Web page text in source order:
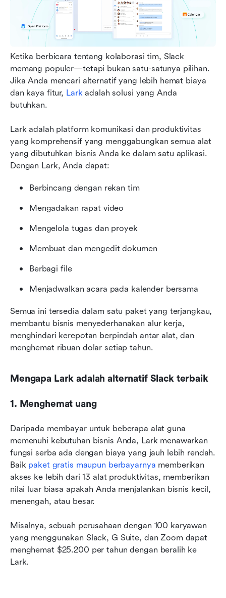
Ketika berbicara tentang kolaborasi tim, Slack
memang populer—tetapi bukan satu-satunya pilihan.
Jika Anda mencari alternatif yang lebih hemat biaya
dan kaya fitur, Lark adalah solusi yang Anda
butuhkan.
Lark adalah platform komunikasi dan produktivitas
yang komprehensif yang menggabungkan semua alat
yang dibutuhkan bisnis Anda ke dalam satu aplikasi.
Dengan Lark, Anda dapat:
Berbincang dengan rekan tim
Mengadakan rapat video
Mengelola tugas dan proyek
Membuat dan mengedit dokumen
Berbagi file
Menjadwalkan acara pada kalender bersama
Semua ini tersedia dalam satu paket yang terjangkau,
membantu bisnis menyederhanakan alur kerja,
menghindari kerepotan berpindah antar alat, dan
menghemat ribuan dolar setiap tahun.
Mengapa Lark adalah alternatif Slack terbaik
1. Menghemat uang
Daripada membayar untuk beberapa alat guna
memenuhi kebutuhan bisnis Anda, Lark menawarkan
fungsi serba ada dengan biaya yang jauh lebih rendah.
Baik paket gratis maupun berbayarnya memberikan
akses ke lebih dari 13 alat produktivitas, memberikan
nilai luar biasa apakah Anda menjalankan bisnis kecil,
menengah, atau besar.
Misalnya, sebuah perusahaan dengan 100 karyawan
yang menggunakan Slack, G Suite, dan Zoom dapat
menghemat $25.200 per tahun dengan beralih ke
Lark.